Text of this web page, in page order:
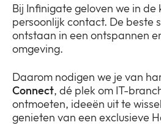
Nieuws
Privacy
Bij Infinigate geloven we in de
persoonlijk contact. De beste
ontstaan in een ontspannen
omgeving.
Daarom nodigen we je van
Connect, dé plek om IT-
ontmoeten, ideeën uit te
genieten van een exclusieve